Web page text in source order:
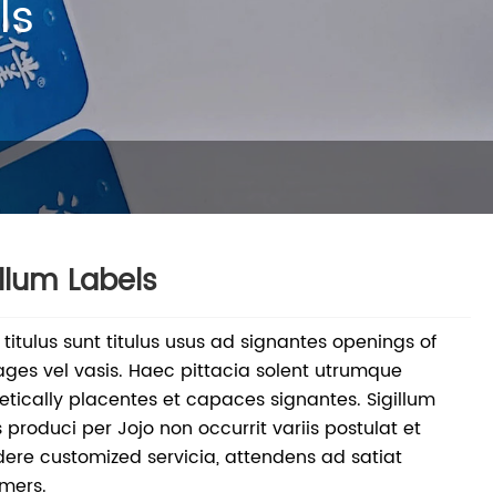
Labels
titulus sunt titulus usus ad signantes openings of
vel vasis. Haec pittacia solent utrumque
placentes et capaces signantes. Sigillum
produci per Jojo non occurrit variis postulat et
customized servicia, attendens ad satiat